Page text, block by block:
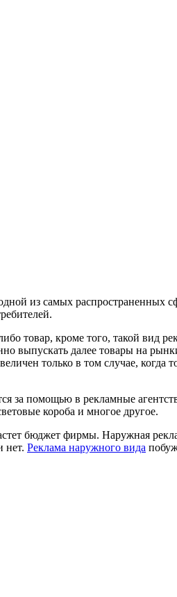
из самых распространенных
товар, кроме того, такой вид
выпускать далее товары на
только в том случае, когда
за помощью в рекламные
короба и многое другое.
бюджет фирмы. Наружная
нет. Реклама наружного вида